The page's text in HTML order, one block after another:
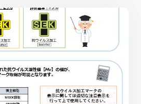
お問い合わせ